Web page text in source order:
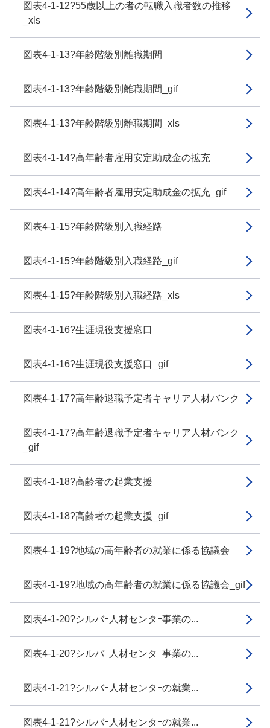
図表4-1-12?55歳以上の者の転職入職者数の推移
_xls
図表4-1-13?年齢階級別離職期間
図表4-1-13?年齢階級別離職期間_gif
図表4-1-13?年齢階級別離職期間_xls
図表4-1-14?高年齢者雇用安定助成金の拡充
図表4-1-14?高年齢者雇用安定助成金の拡充_gif
図表4-1-15?年齢階級別入職経路
図表4-1-15?年齢階級別入職経路_gif
図表4-1-15?年齢階級別入職経路_xls
図表4-1-16?生涯現役支援窓口
図表4-1-16?生涯現役支援窓口_gif
図表4-1-17?高年齢退職予定者キャリア人材バンク
図表4-1-17?高年齢退職予定者キャリア人材バンク
_gif
図表4-1-18?高齢者の起業支援
図表4-1-18?高齢者の起業支援_gif
図表4-1-19?地域の高年齢者の就業に係る協議会
図表4-1-19?地域の高年齢者の就業に係る協議会_gif
図表4-1-20?シルバｰ人材センタｰ事業の...
図表4-1-20?シルバｰ人材センタｰ事業の...
図表4-1-21?シルバｰ人材センタｰの就業...
図表4-1-21?シルバｰ人材センタｰの就業...